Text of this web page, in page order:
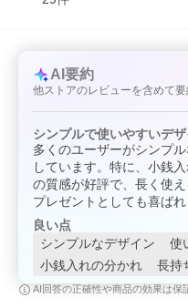
ムーズに。
2つ折りタイプならではのコ
ルエットを崩しません。
【ギフト・プレゼントに選ば
飽きのこない洗練されたルッ
ィを感じる細部のこだわり。
誕生日や記念日、就職祝いな
間違いのない選択です。
【スペック詳細】
●札入れ×2
●カード入れ×4
●小銭入れ×1
※本製品は環境に配慮した
AI要約
他ストアのレビューを含めて
シンプルで使いやすいデ
多くのユーザーがシンプ
しています。特に、小銭
の質感が好評で、長く使
プレゼントとしても喜ば
良い点
シンプルなデザイン
使
小銭入れの分かれ
長持
AI回答の正確性や商品の効果は保